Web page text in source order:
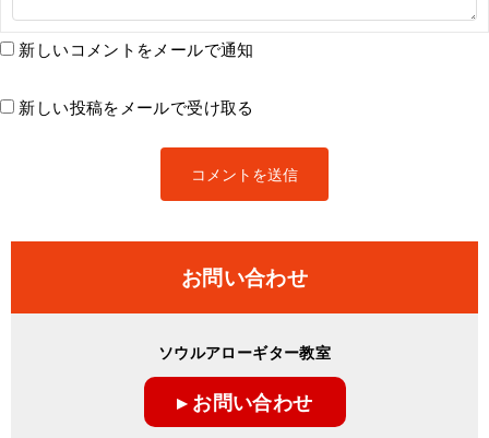
新しいコメントをメールで通知
新しい投稿をメールで受け取る
お問い合わせ
ソウルアローギター教室
▸ お問い合わせ